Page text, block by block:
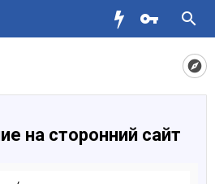
на сторонний сайт